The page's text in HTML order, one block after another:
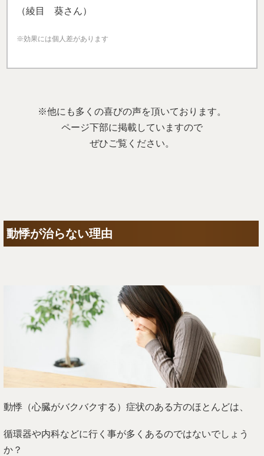
（綾目 葵さん）
※効果には個人差があります
※他にも多くの喜びの声を頂いております。
ページ下部に掲載していますので
ぜひご覧ください。
動悸が治らない理由
動悸（心臓がバクバクする）症状のある方のほとんどは、
循環器や内科などに行く事が多くあるのではないでしょう
か？